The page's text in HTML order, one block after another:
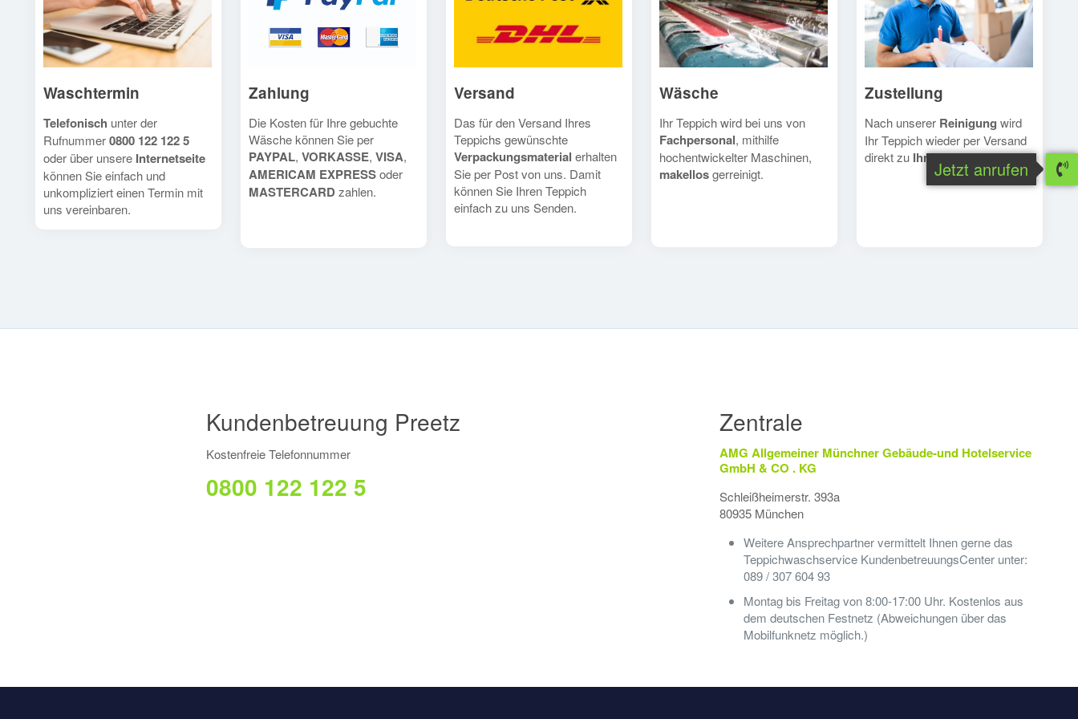
Waschtermin
Telefonisch unter der
Rufnummer0800 122 122 5
oder über unsere Internetseite
können Sie einfach und
unkompliziert einen Termin mit
uns vereinbaren.
Zahlung
Die Kosten für Ihre gebuchte
Wäsche können Sie per
PAYPAL, VORKASSE, VISA,
AMERICAM EXPRESSoder
MASTERCARDzahlen.
Versand
Das für den Versand Ihres
Teppichs gewünschte
Verpackungsmaterial erhalten
Sie per Post von uns. Damit
können Sie Ihren Teppich
einfach zu uns Senden.
Wäsche
Ihr Teppich wird bei uns von
Fachpersonal, mithilfe
hochentwickelter Maschinen,
makellosgerreinigt.
Zustellung
Nach unserer Reinigung wird
Ihr Teppich wieder per Versand
direkt zu Ihnengeschickt.
Kundenbetreuung Preetz
Kostenfreie Telefonnummer
0800 122 122 5
Zentrale
AMG Allgemeiner Münchner Gebäude-und Hotelservice
GmbH & CO . KG
Schleißheimerstr. 393a
80935 München
Weitere Ansprechpartner vermittelt Ihnen gerne das
Teppichwaschservice KundenbetreuungsCenter unter:
089 / 307 604 93
Montag bis Freitag von 8:00-17:00 Uhr. Kostenlos aus
dem deutschen Festnetz (Abweichungen über das
Mobilfunknetz möglich.)
Jetzt anrufen